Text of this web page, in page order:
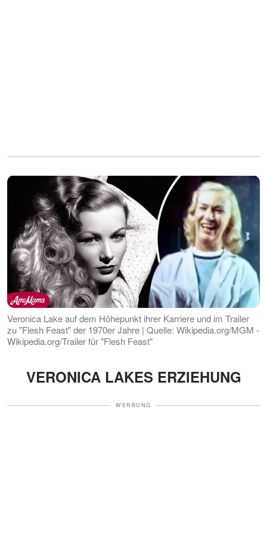
Veronica Lake auf dem Höhepunkt ihrer Karriere und im Trailer
zu "Flesh Feast" der 1970er Jahre | Quelle: Wikipedia.org/MGM -
Wikipedia.org/Trailer für "Flesh Feast"
VERONICA LAKES ERZIEHUNG
WERBUNG